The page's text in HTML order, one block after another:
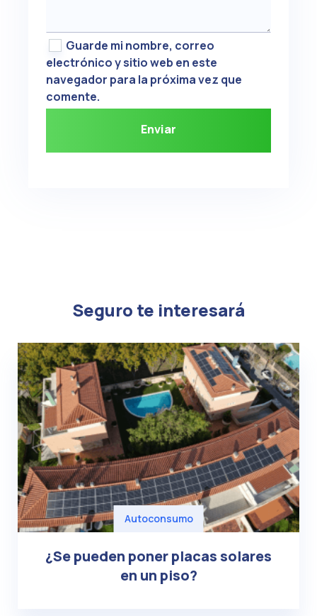
Guarde mi nombre, correo
electrónico y sitio web en este
navegador para la próxima vez que
comente.
Seguro te interesará
Autoconsumo
¿Se pueden poner placas solares
en un piso?